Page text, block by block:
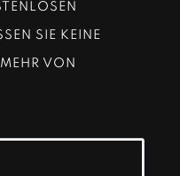
SIE KEINE
VON